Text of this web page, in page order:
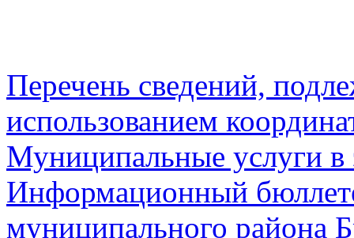
Перечень сведений,
использованием
Муниципальные услуги в
Информационный
муниципального района